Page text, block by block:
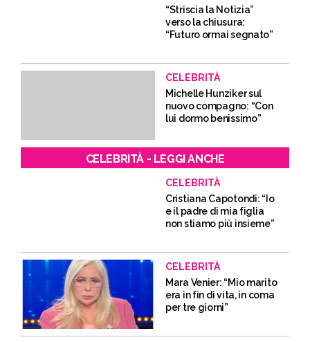
“Striscia la Notizia”
verso la chiusura:
“Futuro ormai segnato”
CELEBRITÀ
Michelle Hunziker sul
nuovo compagno: “Con
lui dormo benissimo”
CELEBRITÀ - LEGGI ANCHE
CELEBRITÀ
Cristiana Capotondi: “Io
e il padre di mia figlia
non stiamo più insieme”
CELEBRITÀ
Mara Venier: “Mio marito
era in fin di vita, in coma
per tre giorni”